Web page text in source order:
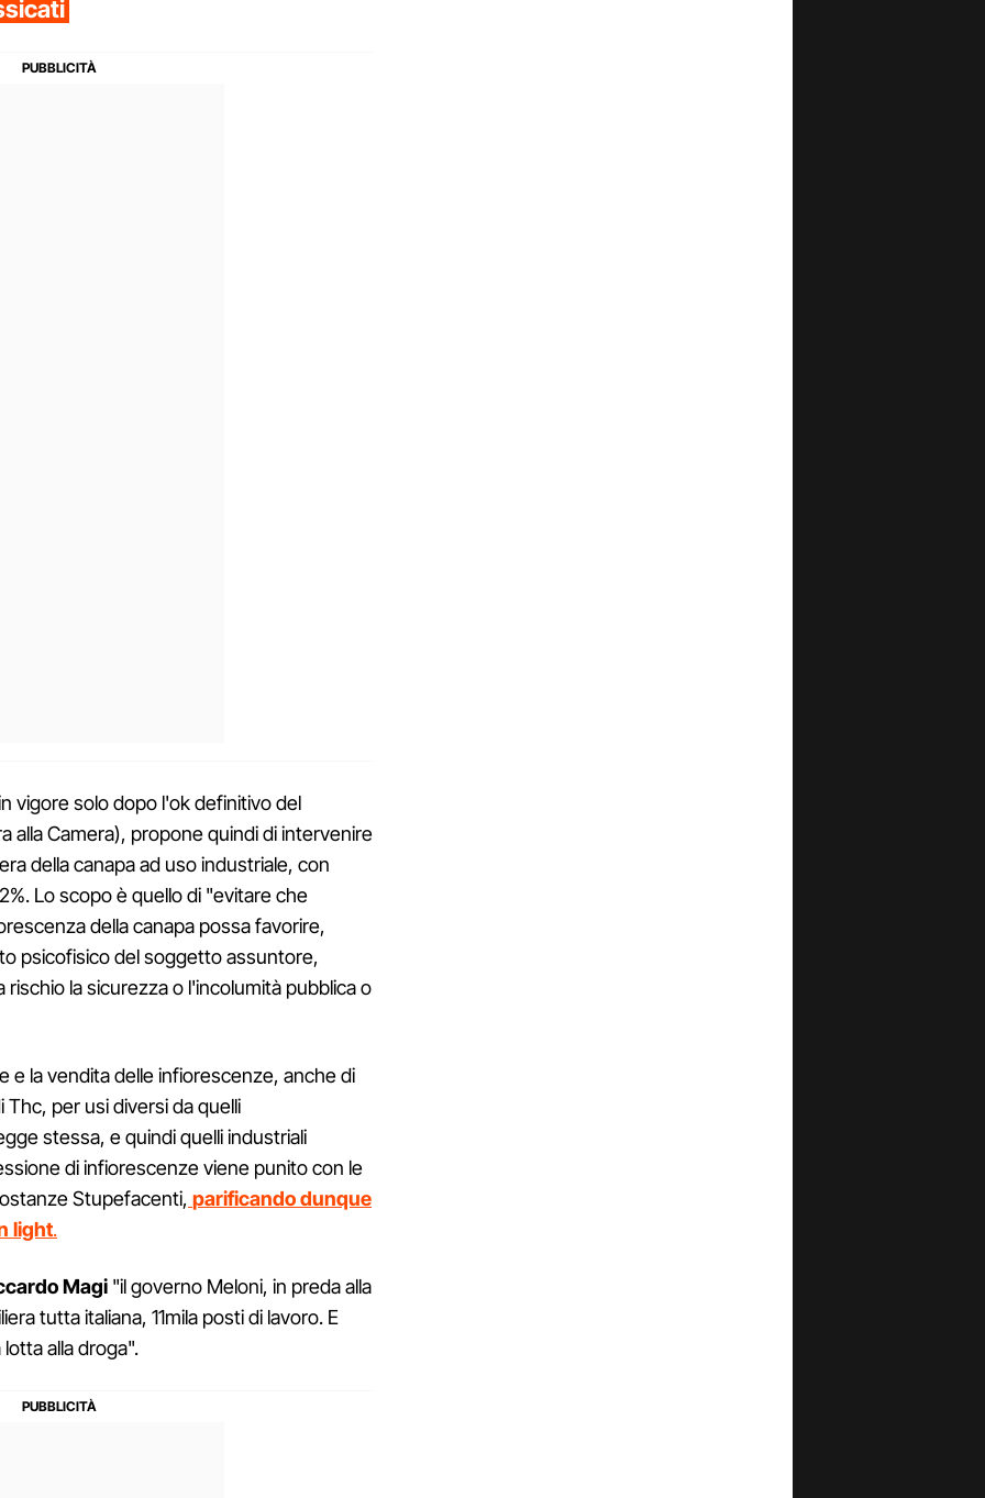
vigore solo dopo l'ok definitivo del
alla Camera), propone quindi di intervenire
della canapa ad uso industriale, con
Lo scopo è quello di "evitare che
della canapa possa favorire,
psicofisico del soggetto assuntore,
la sicurezza o l'incolumità pubblica o
e la vendita delle infiorescenze, anche di
per usi diversi da quelli
stessa, e quindi quelli industriali
di infiorescenze viene punito con le
Stupefacenti, parificando dunque
light.
Magi "il governo Meloni, in preda alla
tutta italiana, 11mila posti di lavoro. E
alla droga".